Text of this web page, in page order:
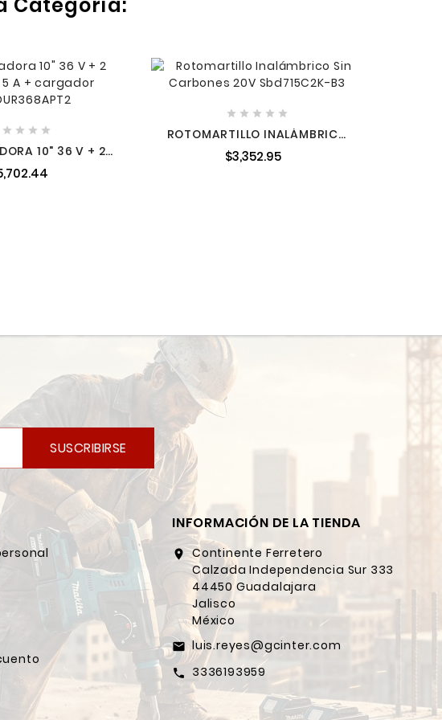
Categoría:
   
10" 36 V + 2
A + CARGADOR
    
ROTOMARTILLO INALÁMBRICO
SIN CARBONES 20V SBD715C2K-
B3
$3,352.95
SUSCRIBIRSE
INFORMACIÓN DE LA TIENDA
location_on Continente Ferretero
Calzada Independencia Sur 333
44450 Guadalajara
Jalisco
México
email luis.reyes@gcinter.com
call 3336193959